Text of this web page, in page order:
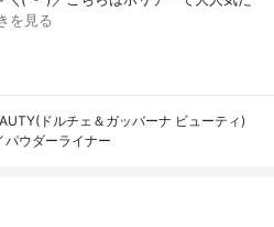
を見る
ドルチェ＆ガッバーナ ビューティ)
パウダーライナー